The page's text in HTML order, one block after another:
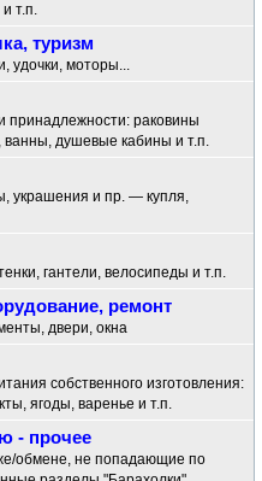
т.п.
туризм
удочки, моторы...
принадлежности: раковины
ванны, душевые кабины и т.п.
украшения и пр. — купля,
гантели, велосипеды и т.п.
ремонт
двери, окна
собственного изготовления:
ягоды, варенье и т.п.
- прочее
обмене, не попадающие по